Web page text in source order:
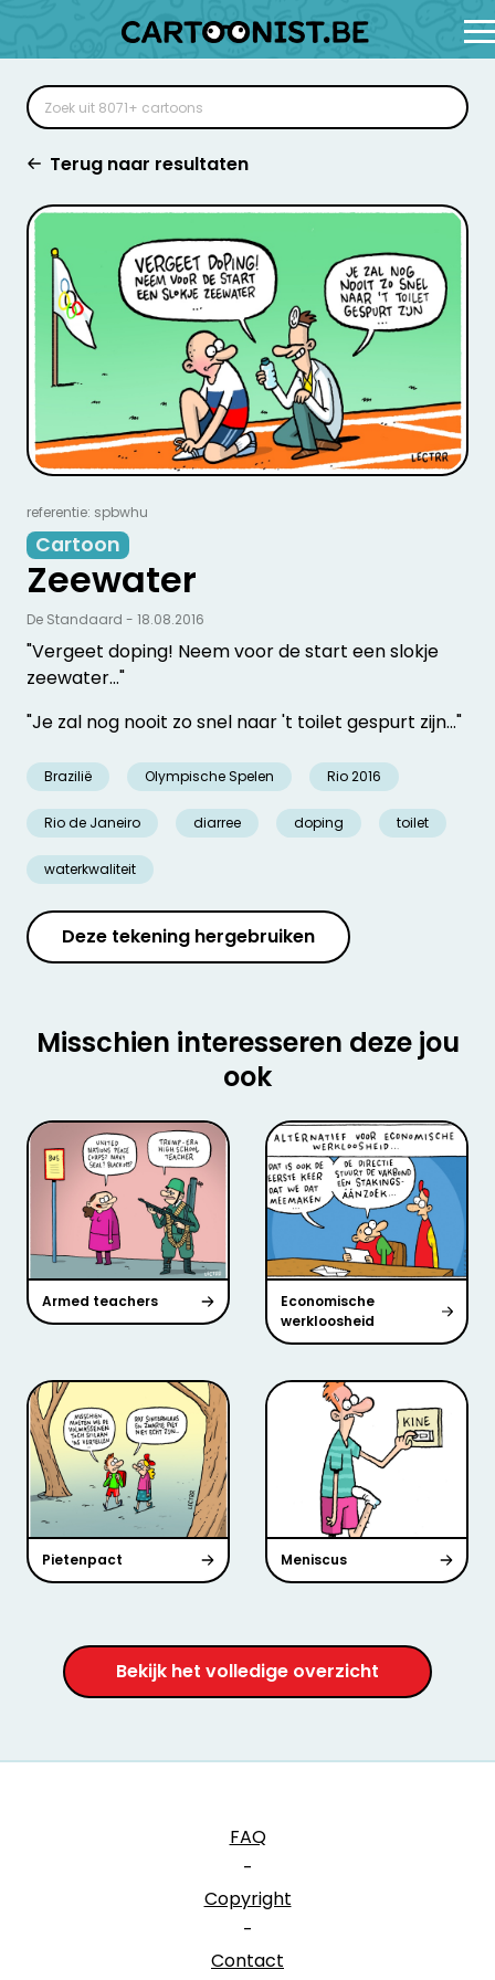
Terug naar resultaten
referentie: spbwhu
Cartoon
Zeewater
"Vergeet doping! Neem voor de start een slokje
zeewater…"
"Je zal nog nooit zo snel naar 't toilet gespurt zijn…"
Brazilië Olympische Spelen Rio 2016
Rio de Janeiro diarree doping toilet
waterkwaliteit
De Standaard - 18.08.2016
Deze tekening hergebruiken
Misschien interesseren deze jou
ook
Armed teachers
Economische
werkloosheid
Pietenpact Meniscus
Bekijk het volledige overzicht
FAQ
-
Copyright
-
Contact